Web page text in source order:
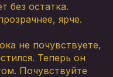
без остатка.
ярче.
не почувствуете,
Теперь он
Почувствуйте